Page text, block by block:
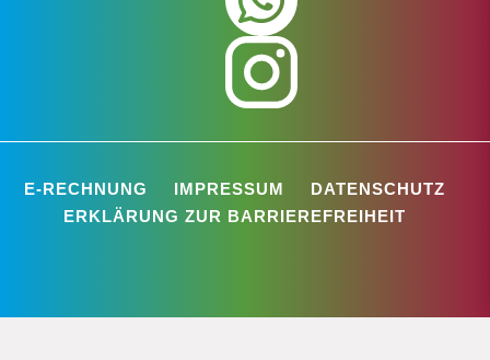
E-RECHNUNG IMPRESSUM
DATENSCHUTZ
ERKLÄRUNG ZUR BARRIEREFREIHEIT